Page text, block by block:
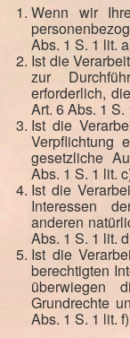
Wenn wir
Abs. 1 S. 1 lit.
Ist die
zur
erforderlich,
Art. 6 Abs. 1
Ist die
Verpflichtung
gesetzliche
Abs. 1 S. 1 lit.
Ist die
Interessen
anderen
Abs. 1 S. 1 lit.
Ist die
berechtigten
überwiegen
Grundrechte
Abs. 1 S. 1 lit.